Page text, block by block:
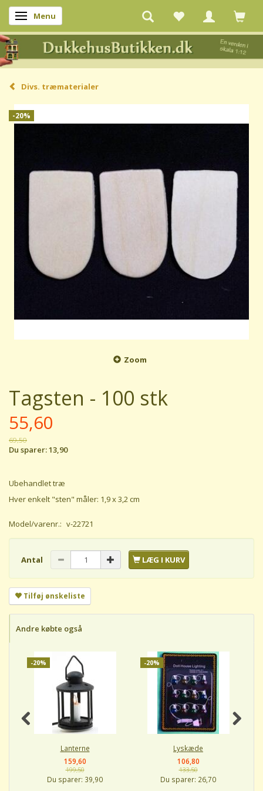
Skifte navigation
Menu
Divs. træmaterialer
-20%
Zoom
Tagsten - 100 stk
55,60
69,50
Du sparer:13,90
Ubehandlet træ
Hver enkelt "sten" måler: 1,9 x 3,2 cm
Model/varenr.: v-22721
Antal LÆG I KURV
Tilføj ønskeliste
Andre købte også
-20%
Lanterne
159,60
199,50
Du sparer: 39,90
-20%
Lyskæde
106,80
133,50
Du sparer: 26,70